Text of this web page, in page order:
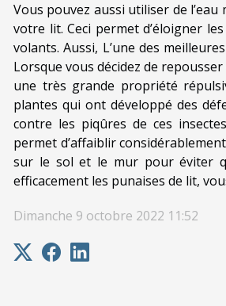
Vous pouvez aussi utiliser de
votre lit. Ceci permet d’éloigner
volants. Aussi, L’une des
Lorsque vous décidez de
une très grande propriété
plantes qui ont développé des
contre les piqûres de ces
permet d’affaiblir
sur le sol et le mur pour éviter
efficacement les punaises de lit,
Dimanche 9 octobre 2022 11:52